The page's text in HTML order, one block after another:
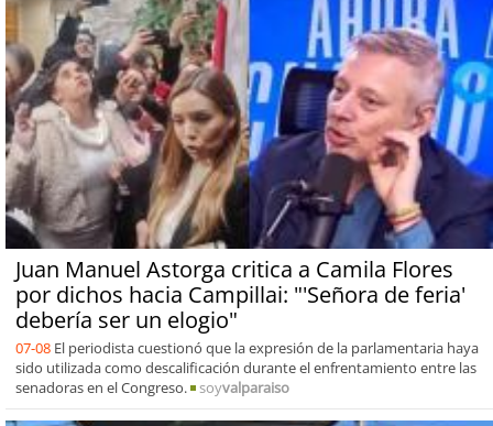
Juan Manuel Astorga critica a Camila Flores
por dichos hacia Campillai: "'Señora de feria'
debería ser un elogio"
07-08 El periodista cuestionó que la expresión de la parlamentaria haya
sido utilizada como descalificación durante el enfrentamiento entre las
senadoras en el Congreso.
soyvalparaiso